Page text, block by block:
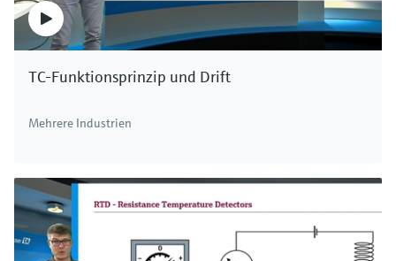
TC-Funktionsprinzip und Drift
Mehrere Industrien